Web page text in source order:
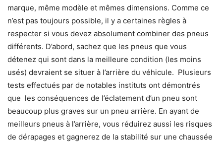
marque, même modèle et mêmes dimensions. Comme ce
n’est pas toujours possible, il y a certaines règles à
respecter si vous devez absolument combiner des pneus
différents. D’abord, sachez que les pneus que vous
détenez qui sont dans la meilleure condition (les moins
usés) devraient se situer à l’arrière du véhicule. Plusieurs
tests effectués par de notables instituts ont démontrés
que les conséquences de l’éclatement d’un pneu sont
beaucoup plus graves sur un pneu arrière. En ayant de
meilleurs pneus à l’arrière, vous réduirez aussi les risques
de dérapages et gagnerez de la stabilité sur une chaussée